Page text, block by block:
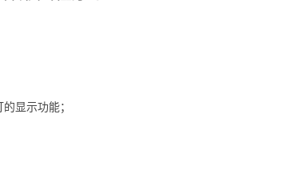
显示功能；